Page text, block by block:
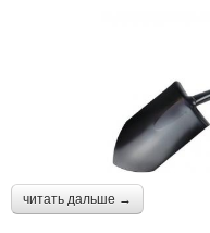
читать дальше →